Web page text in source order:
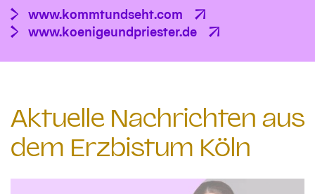
www.kommtundseht.com
www.koenigeundpriester.de
Aktuelle Nachrichten aus
dem Erzbistum Köln